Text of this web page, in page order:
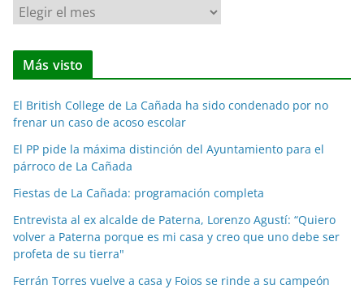
N
o
t
i
a
s
p
o
m
e
Más visto
El British College de La Cañada ha sido condenado por no
frenar un caso de acoso escolar
El PP pide la máxima distinción del Ayuntamiento para el
párroco de La Cañada
Fiestas de La Cañada: programación completa
Entrevista al ex alcalde de Paterna, Lorenzo Agustí: “Quiero
volver a Paterna porque es mi casa y creo que uno debe ser
profeta de su tierra"
Ferrán Torres vuelve a casa y Foios se rinde a su campeón